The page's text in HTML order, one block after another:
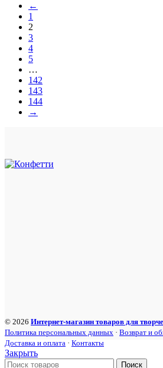
←
1
2
3
4
5
…
142
143
144
→
© 2026 Интернет-магазин товаров для
Политика персональных данных · Возврат и
Доставка и оплата · Контакты
Закрыть
Поиск